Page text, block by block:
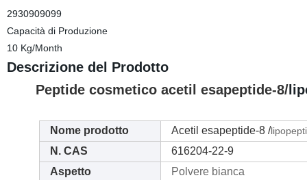
2930909099
Capacità di Produzione
10 Kg/Month
Descrizione del Prodotto
Peptide cosmetico acetil esapeptide-8/
Nome prodotto Acetil esapeptide-8 /
N. CAS
616204-22-9
Aspetto
Polvere bianca